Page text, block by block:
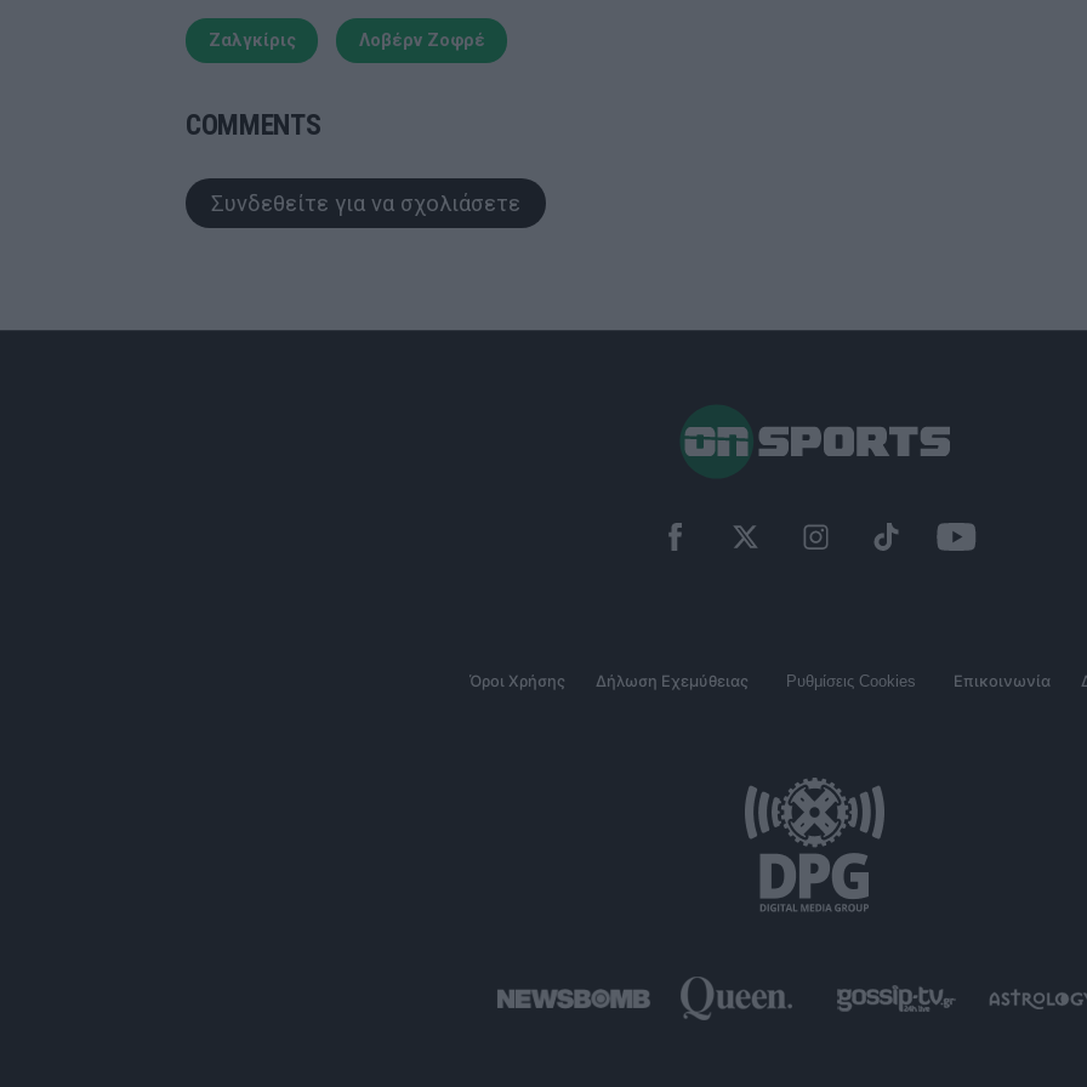
Ζαλγκίρις Λοβέρν Ζοφρέ
COMMENTS
Συνδεθείτε για να σχολιάσετε
Όροι Χρήσης Δήλωση Εχεμύθειας Ρυθμίσεις Cookies Επικοινωνία